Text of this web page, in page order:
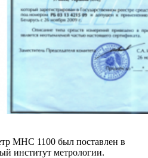
МНС 1100 был поставлен в
институт метрологии.